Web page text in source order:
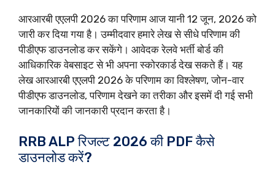
आरआरबी एएलपी 2026 का परिणाम आज यानी 12 जून, 2026 को
जारी कर दिया गया है। उम्मीदवार हमारे लेख से सीधे परिणाम की
पीडीएफ डाउनलोड कर सकेंगे। आवेदक रेलवे भर्ती बोर्ड की
आधिकारिक वेबसाइट से भी अपना स्कोरकार्ड देख सकते हैं। यह
लेख आरआरबी एएलपी 2026 के परिणाम का विश्लेषण, जोन-वार
पीडीएफ डाउनलोड, परिणाम देखने का तरीका और इसमें दी गई सभी
जानकारियों की जानकारी प्रदान करता है।
RRB ALP रिजल्ट 2026 की PDF कैसे
डाउनलोड करें?